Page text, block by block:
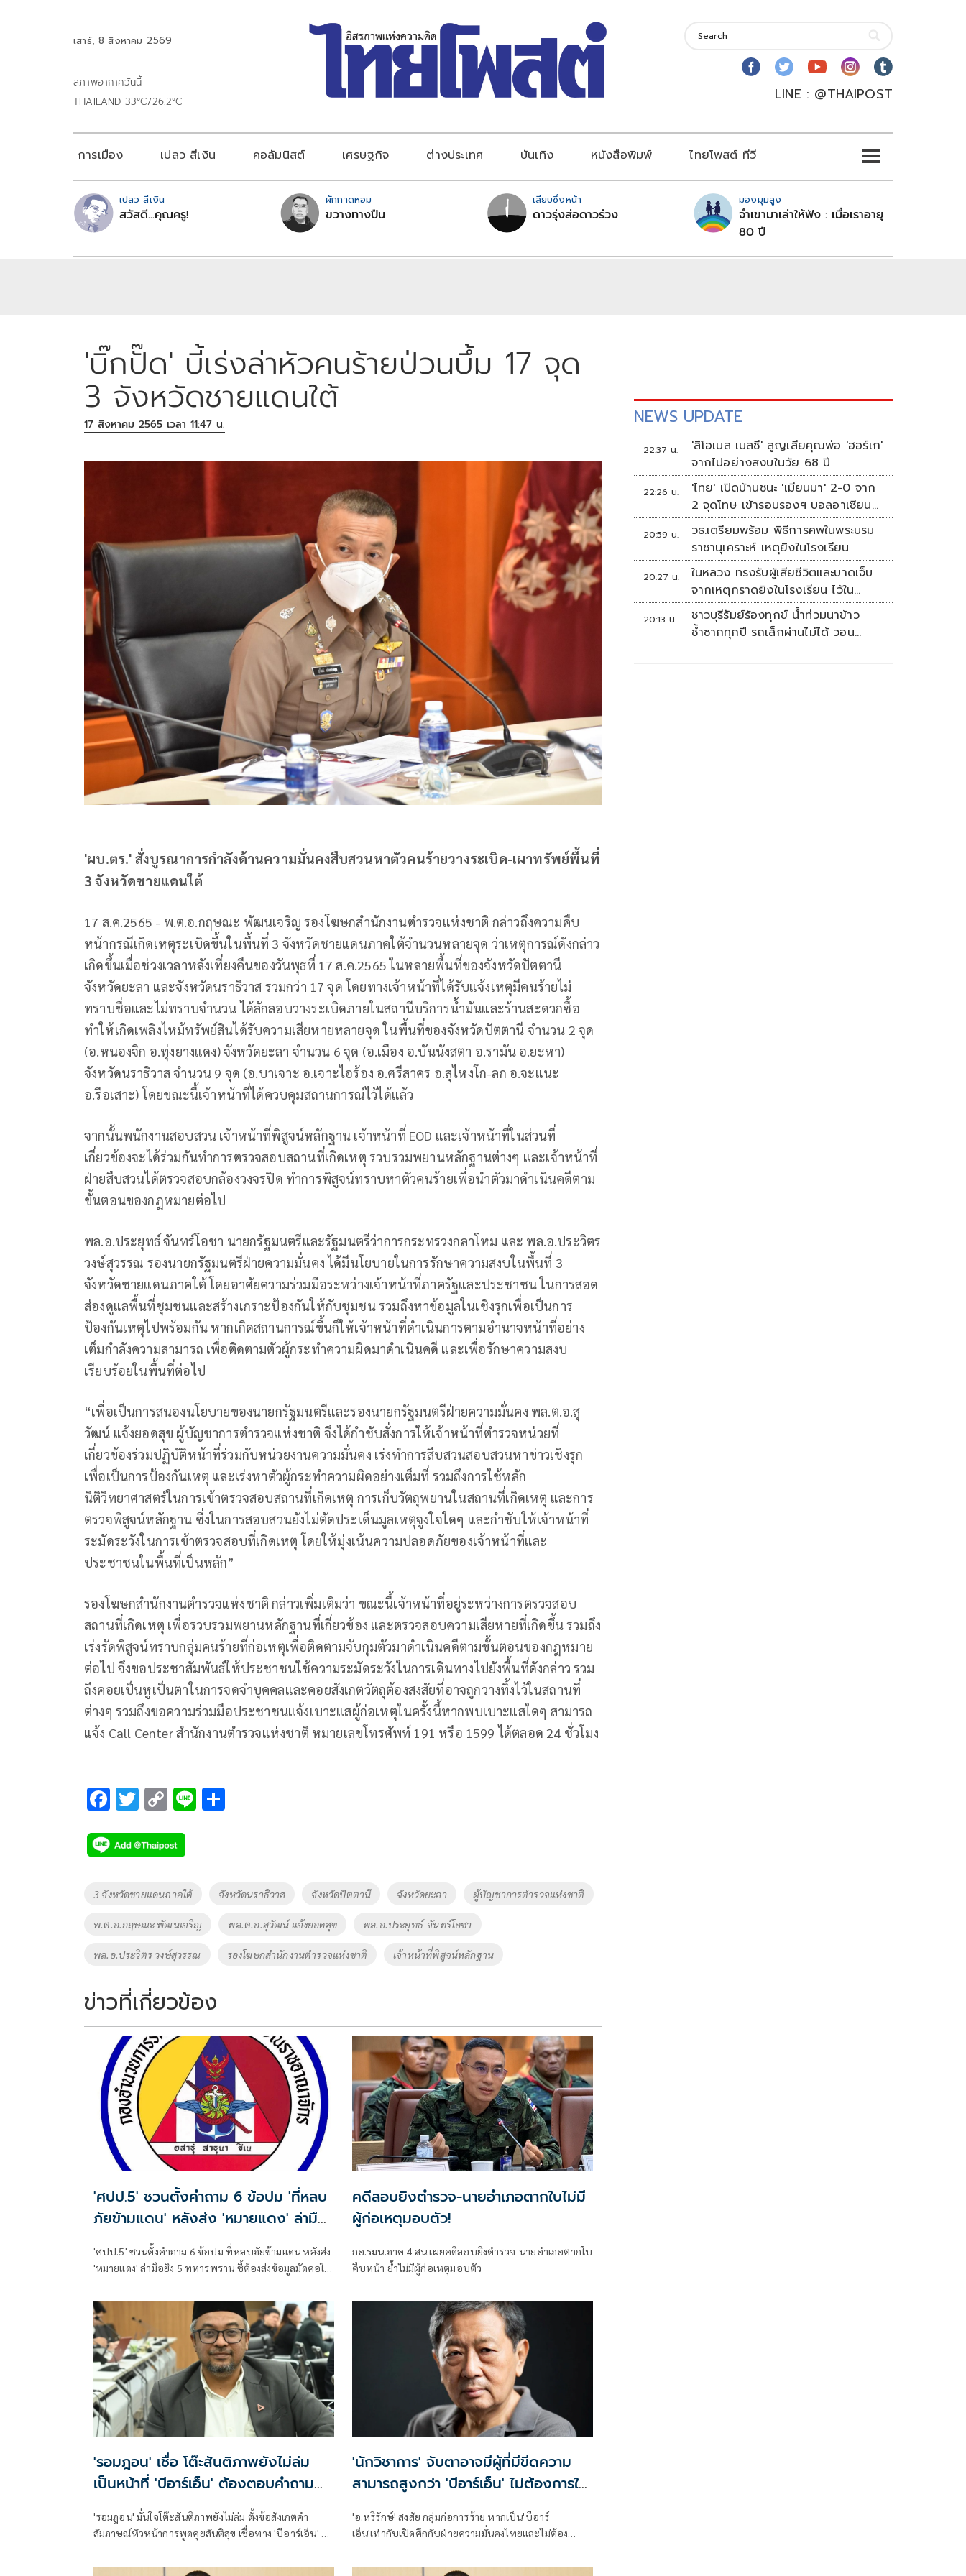
เสาร์, 8 สิงหาคม 2569
สภาพอากาศวันนี้
THAILAND 33°C/26.2°C
LINE : @THAIPOST
การเมือง เปลว สีเงิน คอลัมนิสต์ เศรษฐกิจ ต่างประเทศ บันเทิง หนังสือพิมพ์ ไทยโพสต์ ทีวี
เปลว สีเงิน
สวัสดี...คุณครู!
ผักกาดหอม
ขวางทางปืน
เสียบซึ่งหน้า
ดาวรุ่งส่อดาวร่วง
มองมุมสูง
จำเขามาเล่าให้ฟัง : เมื่อเราอายุ
80 ปี
'บิ๊กปั๊ด' บี้เร่งล่าหัวคนร้ายป่วนบึ้ม 17 จุด
3 จังหวัดชายแดนใต้
17 สิงหาคม 2565 เวลา 11:47 น.
'ผบ.ตร.' สั่งบูรณาการกำลังด้านความมั่นคงสืบสวนหาตัวคนร้ายวางระเบิด-เผาทรัพย์พื้นที่
3 จังหวัดชายแดนใต้
17 ส.ค.2565 - พ.ต.อ.กฤษณะ พัฒนเจริญ รองโฆษกสํานักงานตํารวจแห่งชาติ กล่าวถึงความคืบ
หน้ากรณีเกิดเหตุระเบิดขึ้นในพื้นที่ 3 จังหวัดชายแดนภาคใต้จำนวนหลายจุด ว่าเหตุการณ์ดังกล่าว
เกิดขึ้นเมื่อช่วงเวลาหลังเที่ยงคืนของวันพุธที่ 17 ส.ค.2565 ในหลายพื้นที่ของจังหวัดปัตตานี
จังหวัดยะลา และจังหวัดนราธิวาส รวมกว่า 17 จุด โดยทางเจ้าหน้าที่ได้รับแจ้งเหตุมีคนร้ายไม่
ทราบชื่อและไม่ทราบจำนวน ได้ลักลอบวางระเบิดภายในสถานีบริการน้ำมันและร้านสะดวกซื้อ
ทำให้เกิดเพลิงไหม้ทรัพย์สินได้รับความเสียหายหลายจุด ในพื้นที่ของจังหวัดปัตตานี จำนวน 2 จุด
(อ.หนองจิก อ.ทุ่งยางแดง) จังหวัดยะลา จำนวน 6 จุด (อ.เมือง อ.บันนังสตา อ.รามัน อ.ยะหา)
จังหวัดนราธิวาส จำนวน 9 จุด (อ.บาเจาะ อ.เจาะไอร้อง อ.ศรีสาคร อ.สุไหงโก-ลก อ.จะแนะ
อ.รือเสาะ) โดยขณะนี้เจ้าหน้าที่ได้ควบคุมสถานการณ์ไว้ได้แล้ว
จากนั้นพนักงานสอบสวน เจ้าหน้าที่พิสูจน์หลักฐาน เจ้าหน้าที่ EOD และเจ้าหน้าที่ในส่วนที่
เกี่ยวข้องจะได้ร่วมกันทำการตรวจสอบสถานที่เกิดเหตุ รวบรวมพยานหลักฐานต่างๆ และเจ้าหน้าที่
ฝ่ายสืบสวนได้ตรวจสอบกล้องวงจรปิด ทำการพิสูจน์ทราบหาตัวคนร้ายเพื่อนำตัวมาดำเนินคดีตาม
ขั้นตอนของกฎหมายต่อไป
พล.อ.ประยุทธ์ จันทร์โอชา นายกรัฐมนตรีและรัฐมนตรีว่าการกระทรวงกลาโหม และ พล.อ.ประวิตร
วงษ์สุวรรณ รองนายกรัฐมนตรีฝ่ายความมั่นคง ได้มีนโยบายในการรักษาความสงบในพื้นที่ 3
จังหวัดชายแดนภาคใต้ โดยอาศัยความร่วมมือระหว่างเจ้าหน้าที่ภาครัฐและประชาชน ในการสอด
ส่องดูแลพื้นที่ชุมชนและสร้างเกราะป้องกันให้กับชุมชน รวมถึงหาข้อมูลในเชิงรุกเพื่อเป็นการ
ป้องกันเหตุไปพร้อมกัน หากเกิดสถานการณ์ขึ้นก็ให้เจ้าหน้าที่ดำเนินการตามอำนาจหน้าที่อย่าง
เต็มกำลังความสามารถ เพื่อติดตามตัวผู้กระทำความผิดมาดำเนินคดี และเพื่อรักษาความสงบ
เรียบร้อยในพื้นที่ต่อไป
“เพื่อเป็นการสนองนโยบายของนายกรัฐมนตรีและรองนายกรัฐมนตรีฝ่ายความมั่นคง พล.ต.อ.สุ
วัฒน์ แจ้งยอดสุข ผู้บัญชาการตำรวจแห่งชาติ จึงได้กำชับสั่งการให้เจ้าหน้าที่ตำรวจหน่วยที่
เกี่ยวข้องร่วมปฏิบัติหน้าที่ร่วมกับหน่วยงานความมั่นคง เร่งทำการสืบสวนสอบสวนหาข่าวเชิงรุก
เพื่อเป็นการป้องกันเหตุ และเร่งหาตัวผู้กระทำความผิดอย่างเต็มที่ รวมถึงการใช้หลัก
นิติวิทยาศาสตร์ในการเข้าตรวจสอบสถานที่เกิดเหตุ การเก็บวัตถุพยานในสถานที่เกิดเหตุ และการ
ตรวจพิสูจน์หลักฐาน ซึ่งในการสอบสวนยังไม่ตัดประเด็นมูลเหตุจูงใจใดๆ และกำชับให้เจ้าหน้าที่
ระมัดระวังในการเข้าตรวจสอบที่เกิดเหตุ โดยให้มุ่งเน้นความปลอดภัยของเจ้าหน้าที่และ
ประชาชนในพื้นที่เป็นหลัก”
รองโฆษกสำนักงานตำรวจแห่งชาติ กล่าวเพิ่มเติมว่า ขณะนี้เจ้าหน้าที่อยู่ระหว่างการตรวจสอบ
สถานที่เกิดเหตุ เพื่อรวบรวมพยานหลักฐานที่เกี่ยวข้อง และตรวจสอบความเสียหายที่เกิดขึ้น รวมถึง
เร่งรัดพิสูจน์ทราบกลุ่มคนร้ายที่ก่อเหตุเพื่อติดตามจับกุมตัวมาดำเนินคดีตามขั้นตอนของกฎหมาย
ต่อไป จึงขอประชาสัมพันธ์ให้ประชาชนใช้ความระมัดระวังในการเดินทางไปยังพื้นที่ดังกล่าว รวม
ถึงคอยเป็นหูเป็นตาในการจดจำบุคคลและคอยสังเกตวัตถุต้องสงสัยที่อาจถูกวางทิ้งไว้ในสถานที่
ต่างๆ รวมถึงขอความร่วมมือประชาชนแจ้งเบาะแสผู้ก่อเหตุในครั้งนี้หากพบเบาะแสใดๆ สามารถ
แจ้ง Call Center สำนักงานตำรวจแห่งชาติ หมายเลขโทรศัพท์ 191 หรือ 1599 ได้ตลอด 24 ชั่วโมง
F
e
b
o
k
T
tt
er
C
p
y
Li
k
Li
Tags
3 จังหวัดชายแดนภาคใต้ จังหวัดนราธิวาส จังหวัดปัตตานี จังหวัดยะลา ผู้บัญชาการตำรวจแห่งชาติ
พ.ต.อ.กฤษณะ พัฒนเจริญ พล.ต.อ.สุวัฒน์ แจ้งยอดสุข พล.อ.ประยุทธ์-จันทร์โอชา
พล.อ.ประวิตร วงษ์สุวรรณ รองโฆษกสํานักงานตํารวจแห่งชาติ เจ้าหน้าที่พิสูจน์หลักฐาน
ข่าวที่เกี่ยวข้อง
'ศปป.5' ชวนตั้งคำถาม 6 ข้อปม 'ที่หลบ
ภัยข้ามแดน' หลังส่ง 'หมายแดง' ล่ามือ
ยิง 5 ทหารพราน
'ศปป.5' ชวนตั้งคำถาม 6 ข้อปม ที่หลบภัยข้ามแดน หลังส่ง
'หมายแดง' ล่ามือยิง 5 ทหารพราน ชี้ต้องส่งข้อมูลมัดคอให้
ประวัติศาสตร์ความสัมพันธ์ 2 ชาติไทยช่วยยุติลัทธิ
คอมมิวนิสต์ในอดีต แต่ปม 'ส่งผู้ร้ายข้ามแดน-คนสอง
สัญชาติกลับไม่เห็นผลลัพธ์' หวังสื่อช่วยขุดข้อเท็จจริง
คดีลอบยิงตำรวจ-นายอำเภอตากใบไม่มี
ผู้ก่อเหตุมอบตัว!
กอ.รมน.ภาค 4 สน.เผยคดีลอบยิงตำรวจ-นายอำเภอตากใบ
คืบหน้า ย้ำไม่มีผู้ก่อเหตุมอบตัว
'รอมฎอน' เชื่อ โต๊ะสันติภาพยังไม่ล่ม
เป็นหน้าที่ 'บีอาร์เอ็น' ต้องตอบคำถาม
มายังผู้แทนรัฐบาล
'รอมฎอน' มั่นใจโต๊ะสันติภาพยังไม่ล่ม ตั้งข้อสังเกตคำ
สัมภาษณ์หัวหน้าการพูดคุยสันติสุข เชื่อทาง 'บีอาร์เอ็น' คง
รัฐบาล เตือนสำนักข่าวกรองฯ ประเมินสถานการณ์
'นักวิชาการ' จับตาอาจมีผู้ที่มีขีดความ
สามารถสูงกว่า 'บีอาร์เอ็น' ไม่ต้องการให้
'อ.หริรักษ์' สงสัย กลุ่มก่อการร้าย หากเป็น'บีอาร์
เอ็น'เท่ากับเปิดศึกกับฝ่ายความมั่นคงไทยและไม่ต้อง
recruit จากจังหวัดอื่น ได้รับการฝึกและวางแผนมาเป็น
NEWS UPDATE
22:37 น.
'ลิโอเนล เมสซี' สูญเสียคุณพ่อ 'ฮอร์เก'
จากไปอย่างสงบในวัย 68 ปี
22:26 น.
'ไทย' เปิดบ้านชนะ 'เมียนมา' 2-0 จาก
2 จุดโทษ เข้ารอบรองฯ บอลอาเซียน
ดวล 'สิงคโปร์'
20:59 น.
วธ.เตรียมพร้อม พิธีการศพในพระบรม
ราชานุเคราะห์ เหตุยิงในโรงเรียน
20:27 น.
ในหลวง ทรงรับผู้เสียชีวิตและบาดเจ็บ
จากเหตุกราดยิงในโรงเรียน ไว้ใน
พระบรมราชานุเคราะห์
20:13 น.
ชาวบุรีรัมย์ร้องทุกข์ น้ำท่วมนาข้าว
ซ้ำซากทุกปี รถเล็กผ่านไม่ได้ วอน
หน่วยงานเร่งแก้ไข